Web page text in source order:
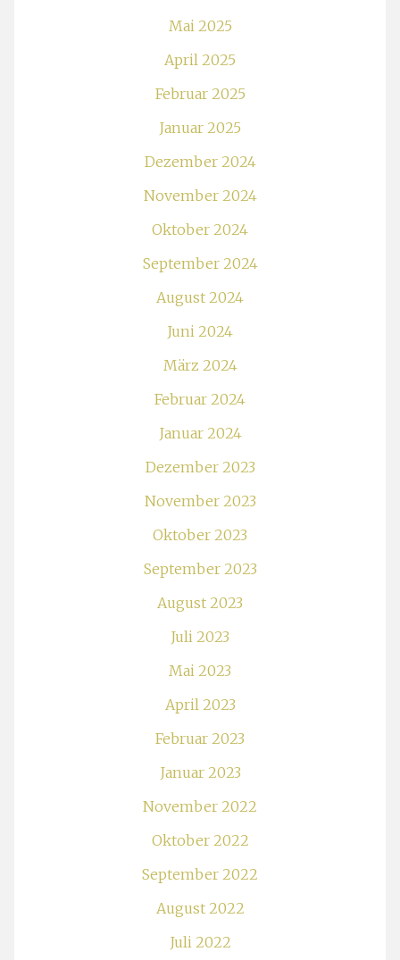
Mai 2025
April 2025
Februar 2025
Januar 2025
Dezember 2024
November 2024
Oktober 2024
September 2024
August 2024
Juni 2024
März 2024
Februar 2024
Januar 2024
Dezember 2023
November 2023
Oktober 2023
September 2023
August 2023
Juli 2023
Mai 2023
April 2023
Februar 2023
Januar 2023
November 2022
Oktober 2022
September 2022
August 2022
Juli 2022